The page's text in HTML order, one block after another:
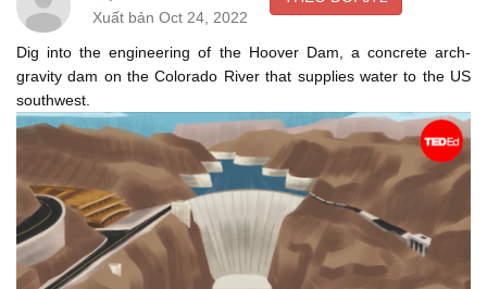
his savior swung back to business as usual—
00:27
just another day in the construction of the Hoover Dam.
lại là một ngày khác trong quá trình xây dựng đập Hoover.
00:30
In the early 20th century,
Vào những năm đầu thế kỷ 20,
00:34
the United States had expanded from coast to coast,
Hoa Kỳ đã mở rộng từ bờ Đông sang bờ Tây,
Xuất bản Oct 24, 2022
Dig into the engineering of the Hoover Dam, a concrete arch-
gravity dam on the Colorado River that supplies water to the US
southwest.